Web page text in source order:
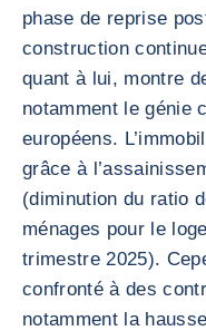
phase de reprise
construction
quant à lui, montre
notamment le génie
européens.
grâce à
(diminution du ratio
ménages pour le
trimestre 2025).
confronté à des
notamment la